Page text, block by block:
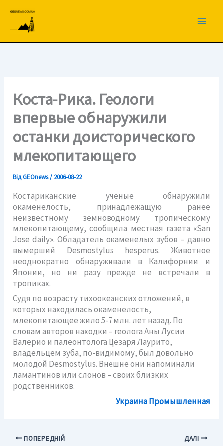
вмісту
Коста-Рика. Геологи
впервые обнаружили
останки доисторического
млекопитающего
ВідGEOnews/ 2006-08-22
Костариканские ученые обнаружили
окаменелость, принадлежащую ранее
неизвестному земноводному тропическому
млекопитающему, сообщила местная газета «San
Jose daily». Обладатель окаменелых зубов – давно
вымерший Desmostylus hesperus. Животное
неоднократно обнаруживали в Калифорнии и
Японии, но ни разу прежде не встречали в
тропиках.
Судя по возрасту тихоокеанских отложений, в
которых находилась окаменелость,
млекопитающее жило 5-7 млн. лет назад. По
словам авторов находки – геолога Аны Лусии
Валерио и палеонтолога Цезаря Лаурито,
владельцем зуба, по-видимому, был довольно
молодой Desmostylus. Внешне они напоминали
ламантинов или слонов – своих близких
родственников.
Украина Промышленная
ПОПЕРЕДНІЙ ДАЛІ